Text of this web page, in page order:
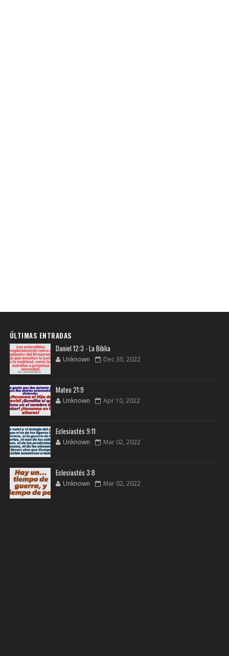
ÚLTIMAS ENTRADAS
Daniel 12:3 - La Biblia
Unknown Dec 30, 2022
Mateo 21:9
Unknown Apr 10, 2022
Eclesiastés 9:11
Unknown Mar 02, 2022
Eclesiastés 3:8
Unknown Mar 02, 2022